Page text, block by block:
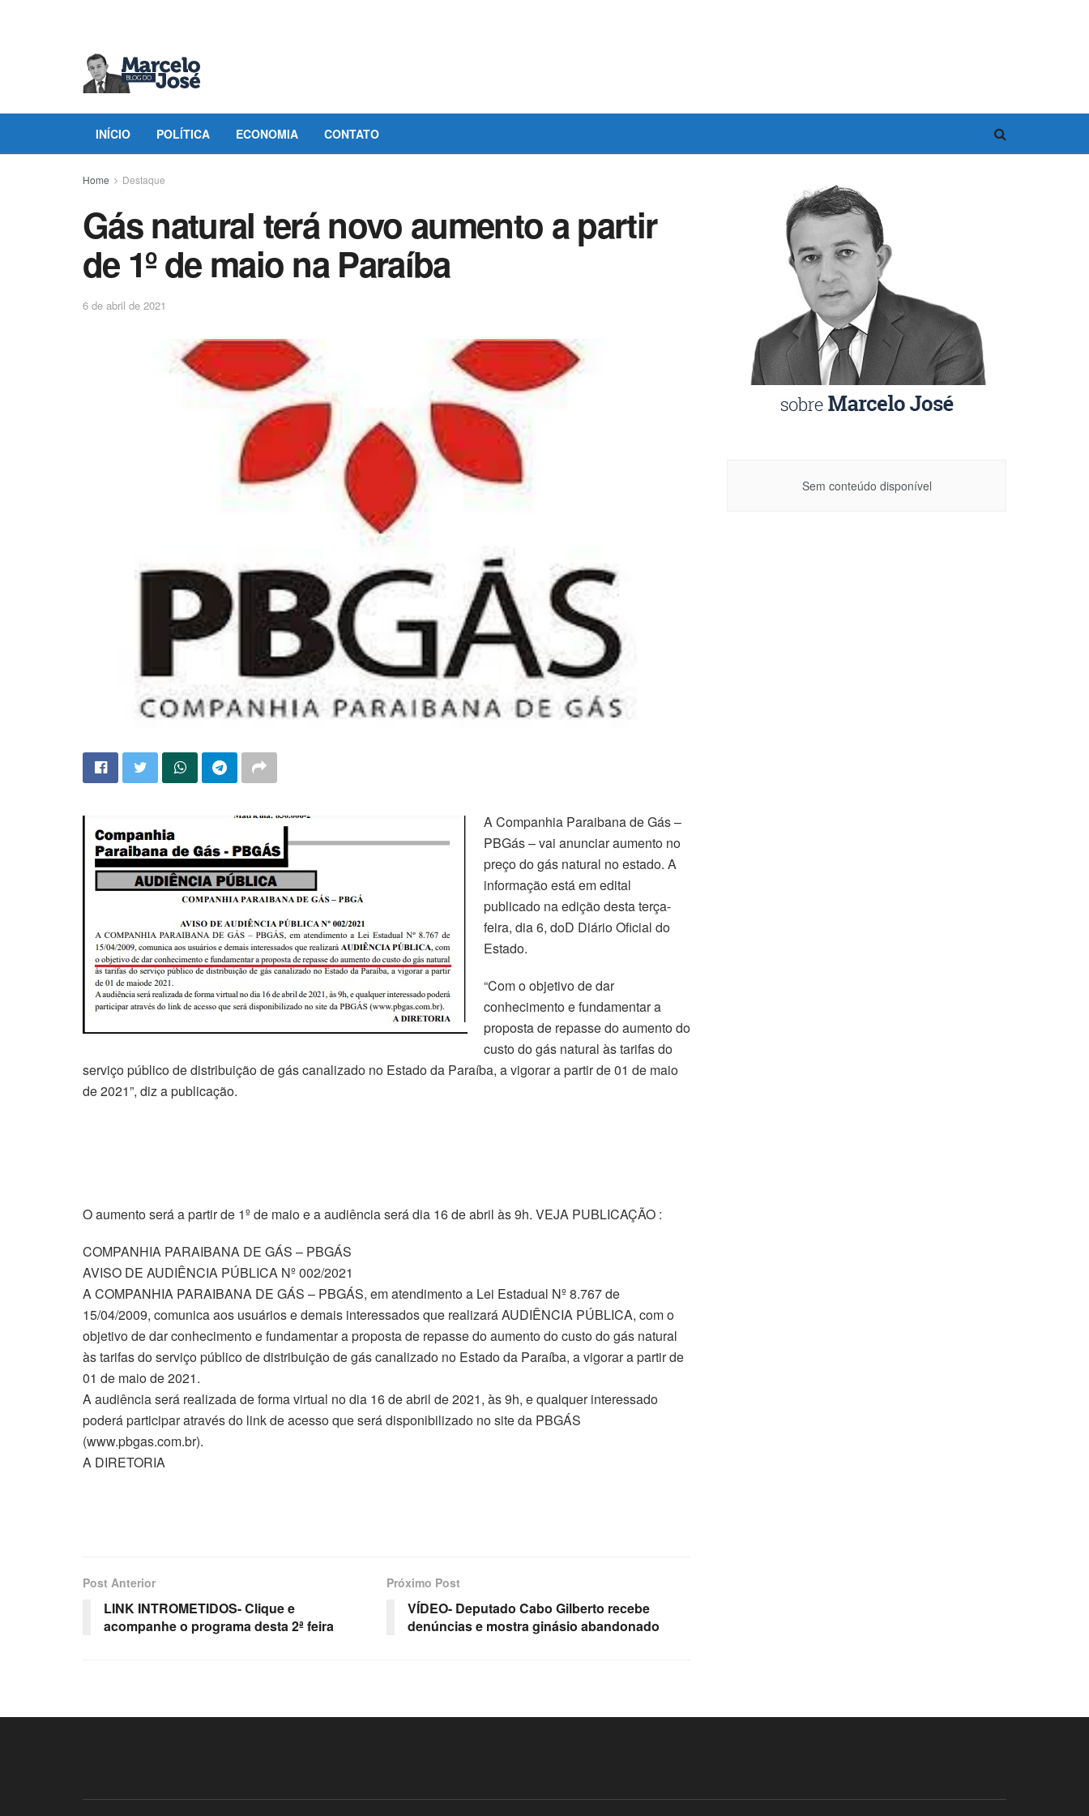
INÍCIO POLÍTICA ECONOMIA CONTATO
Home Destaque
Gás natural terá novo aumento a partir
de 1º de maio na Paraíba
6 de abril de 2021
A Companhia Paraibana de Gás –
PBGás – vai anunciar aumento no
preço do gás natural no estado. A
informação está em edital
publicado na edição desta terça-
feira, dia 6, doD Diário Oficial do
Estado.
“Com o objetivo de dar
conhecimento e fundamentar a
proposta de repasse do aumento do
custo do gás natural às tarifas do
serviço público de distribuição de gás canalizado no Estado da Paraíba, a vigorar a partir de 01 de maio
de 2021”, diz a publicação.
O aumento será a partir de 1º de maio e a audiência será dia 16 de abril às 9h. VEJA PUBLICAÇÃO :
COMPANHIA PARAIBANA DE GÁS – PBGÁS
AVISO DE AUDIÊNCIA PÚBLICA Nº 002/2021
A COMPANHIA PARAIBANA DE GÁS – PBGÁS, em atendimento a Lei Estadual Nº 8.767 de
15/04/2009, comunica aos usuários e demais interessados que realizará AUDIÊNCIA PÚBLICA, com o
objetivo de dar conhecimento e fundamentar a proposta de repasse do aumento do custo do gás natural
às tarifas do serviço público de distribuição de gás canalizado no Estado da Paraíba, a vigorar a partir de
01 de maio de 2021.
A audiência será realizada de forma virtual no dia 16 de abril de 2021, às 9h, e qualquer interessado
poderá participar através do link de acesso que será disponibilizado no site da PBGÁS
(www.pbgas.com.br).
A DIRETORIA
Post Anterior
LINK INTROMETIDOS- Clique e
acompanhe o programa desta 2ª feira
Próximo Post
VÍDEO- Deputado Cabo Gilberto recebe
denúncias e mostra ginásio abandonado
Sem conteúdo disponível